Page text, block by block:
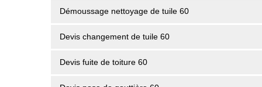
Démoussage nettoyage de tuile 60
Devis changement de tuile 60
Devis fuite de toiture 60